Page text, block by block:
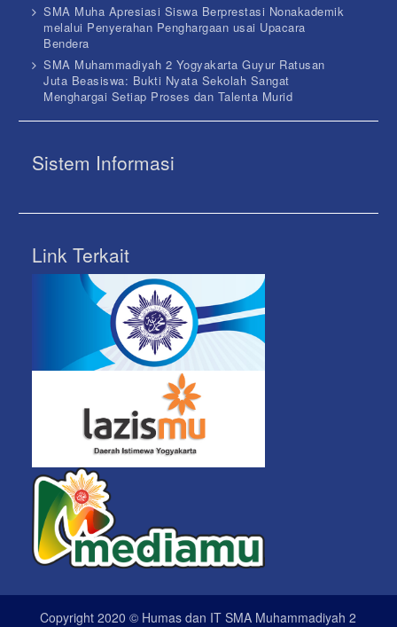
SMA Muha Apresiasi Siswa Berprestasi Nonakademik
melalui Penyerahan Penghargaan usai Upacara
Bendera
SMA Muhammadiyah 2 Yogyakarta Guyur Ratusan
Juta Beasiswa: Bukti Nyata Sekolah Sangat
Menghargai Setiap Proses dan Talenta Murid
Sistem Informasi
Link Terkait
Copyright 2020 © Humas dan IT SMA Muhammadiyah 2